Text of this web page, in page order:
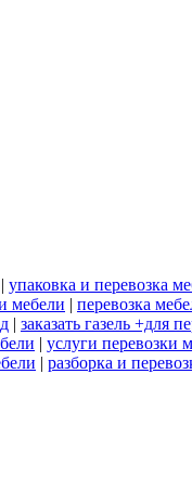
| упаковка и перевозка
мебели | перевозка
| заказать газель +для
| услуги перевозки
| разборка и